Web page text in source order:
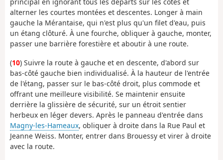
alterner les courtes montées et descentes. Longer à main
gauche la Mérantaise, qui n'est plus qu'un filet d'eau, puis
un étang clôturé. À une fourche, obliquer à gauche, monter,
passer une barrière forestière et aboutir à une route.
(10) Suivre la route à gauche et en descente, d'abord sur
bas-côté gauche bien individualisé. À la hauteur de l'entrée
de l'étang, passer sur le bas-côté droit, plus commode et
offrant une meilleure visibilité. Se maintenir ensuite
derrière la glissière de sécurité, sur un étroit sentier
herbeux en léger devers. Après le panneau d'entrée dans
Magny-les-Hameaux, obliquer à droite dans la Rue Paul et
Jeanne Weiss. Monter, entrer dans Brouessy et virer à droite
avec la route.